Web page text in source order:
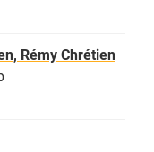
Rémy Chrétien